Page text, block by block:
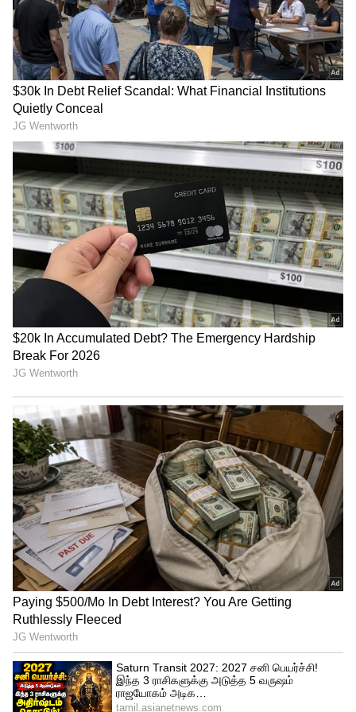
நடத்தினர். எதிர்பாராமல் நடந்த இந்த
தாக்குதலில் அவர் பலத்த காயமடைந்தார்.
இரத்த வெள்ளத்தில் மிதந்த அவரை
காப்பாற்ற ஒருவர் முயன்றுள்ளார்.
Actor Jai: கோவிலில் எனக்கு நடந்த
அவமானம்.! இஸ்லாம் மதத்திற்கு
மாறியது குறித்து உண்மைகளை
உடைத்த நடிகர் ஜெய்.!
Related Articles
Actor Jai: கோவிலில் எனக்கு நடந்த